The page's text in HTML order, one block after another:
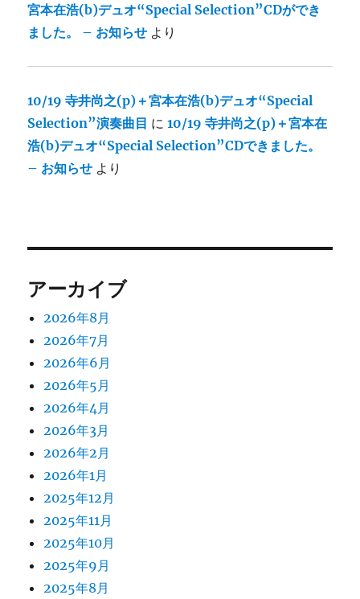
宮本在浩(b)デュオ“Special Selection”CDができ
ました。 – お知らせ より
10/19 寺井尚之(p)＋宮本在浩(b)デュオ“Special
Selection”演奏曲目 に10/19 寺井尚之(p)＋宮本在
浩(b)デュオ“Special Selection”CDできました。
– お知らせ より
アーカイブ
2026年8月
2026年7月
2026年6月
2026年5月
2026年4月
2026年3月
2026年2月
2026年1月
2025年12月
2025年11月
2025年10月
2025年9月
2025年8月